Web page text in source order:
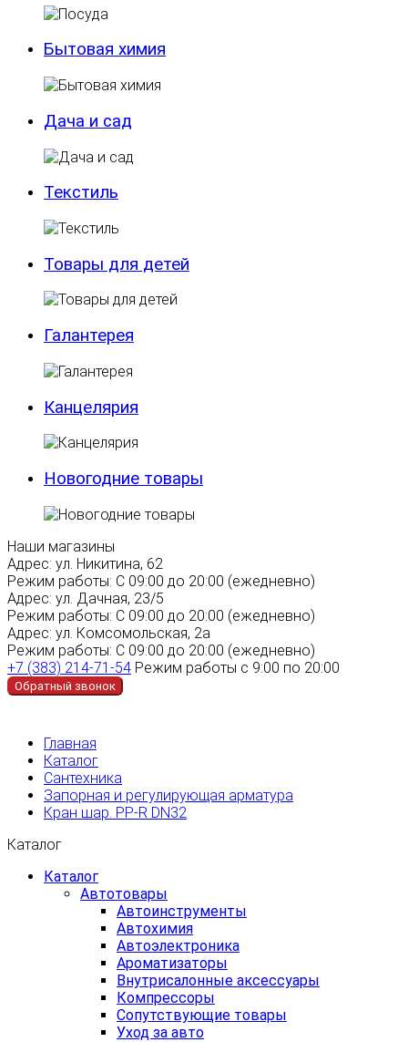
Бытовая химия
Дача и сад
Текстиль
Товары для детей
Галантерея
Канцелярия
Новогодние товары
Наши магазины
Адрес: ул. Никитина, 62
Режим работы: С 09:00 до 20:00 (ежедневно)
Адрес: ул. Дачная, 23/5
Режим работы: С 09:00 до 20:00 (ежедневно)
Адрес: ул. Комсомольская, 2а
Режим работы: С 09:00 до 20:00 (ежедневно)
+7 (383) 214-71-54 Режим работы с 9:00 по 20:00
Обратный звонок
Главная
Каталог
Сантехника
Запорная и регулирующая арматура
Кран шар. PP-R DN32
Каталог
Каталог
Автотовары
Автоинструменты
Автохимия
Автоэлектроника
Ароматизаторы
Внутрисалонные аксессуары
Компрессоры
Сопутствующие товары
Уход за авто